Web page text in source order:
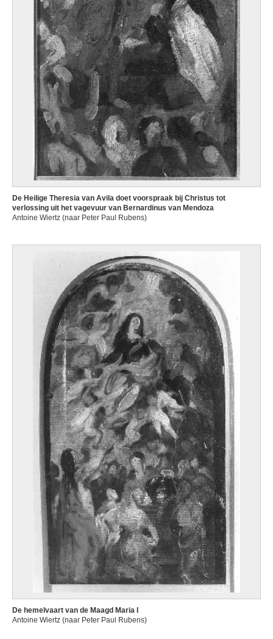
De Heilige Theresia van Avila doet voorspraak bij Christus tot
verlossing uit het vagevuur van Bernardinus van Mendoza
Antoine Wiertz (naar Peter Paul Rubens)
De hemelvaart van de Maagd Maria I
Antoine Wiertz (naar Peter Paul Rubens)